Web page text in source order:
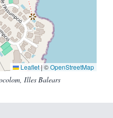
Leaflet |©OpenStreetMap
Illes Balears